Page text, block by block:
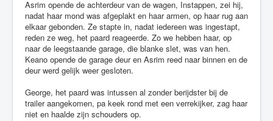
Asrim opende de achterdeur van de wagen, Instappen, zei hij,
nadat haar mond was afgeplakt en haar armen, op haar rug aan
elkaar gebonden. Ze stapte in, nadat iedereen was ingestapt,
reden ze weg, het paard reageerde. Zo we hebben haar, op
naar de leegstaande garage, die blanke slet, was van hen.
Keano opende de garage deur en Asrim reed naar binnen en de
deur werd gelijk weer gesloten.
George, het paard was intussen al zonder berijdster bij de
trailer aangekomen, pa keek rond met een verrekijker, zag haar
niet en haalde zijn schouders op.